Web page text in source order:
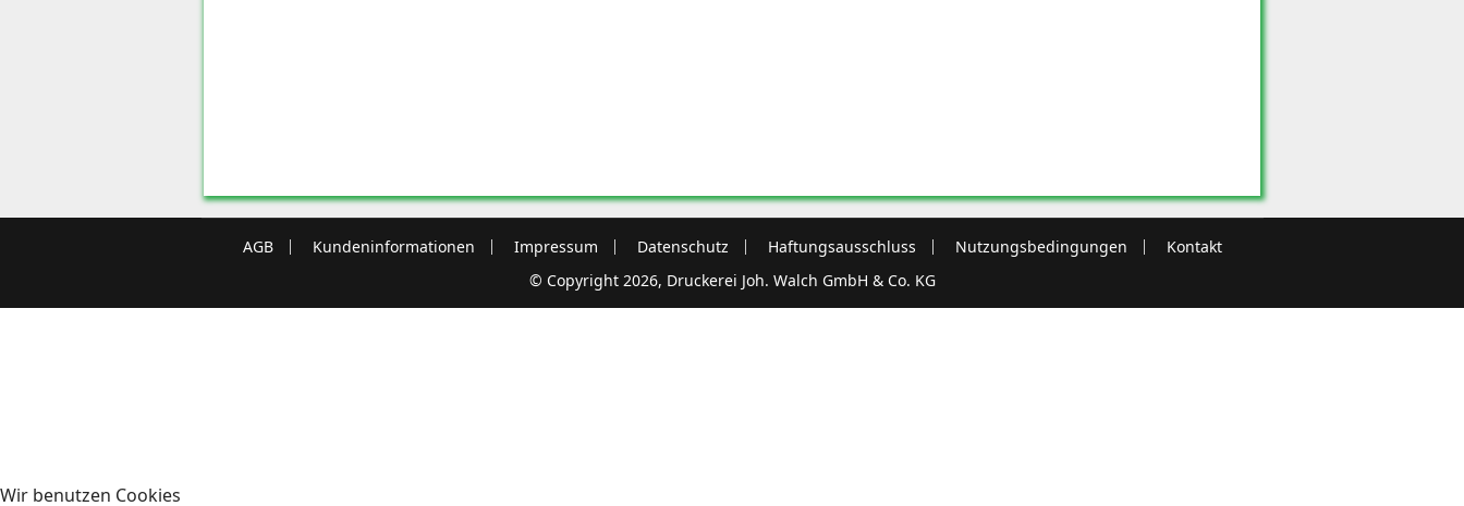
AGB Kundeninformationen Impressum Datenschutz Haftungsausschluss Nutzungsbedingungen
Kontakt
© Copyright 2026, Druckerei Joh. Walch GmbH & Co. KG
Wir benutzen Cookies